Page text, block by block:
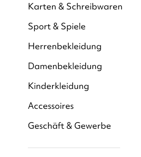
Karten & Schreibwaren
Sport & Spiele
Herrenbekleidung
Damenbekleidung
Kinderkleidung
Accessoires
Geschäft & Gewerbe